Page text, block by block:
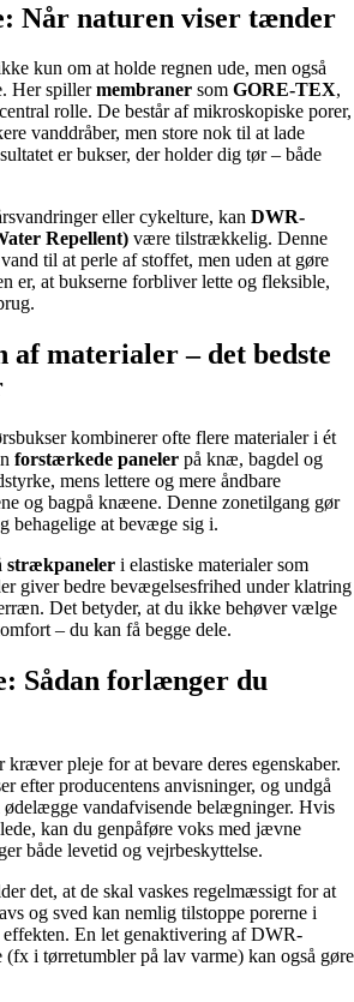
Når naturen viser tænder
kun om at holde regnen ude, men også
Her spillermembraner som GORE-TEX,
rolle. De består af mikroskopiske porer,
vanddråber, men store nok til at lade
er bukser, der holder dig tør – både
eller cykelture, kan DWR-
Repellent) være tilstrækkelig. Denne
til at perle af stoffet, men uden at gøre
er, at bukserne forbliver lette og fleksible,
af materialer – det bedste
kombinerer ofte flere materialer i ét
forstærkede paneler på knæ, bagdel og
mens lettere og mere åndbare
og bagpå knæene. Denne zonetilgang gør
behagelige at bevæge sig i.
strækpaneler i elastiske materialer som
giver bedre bevægelsesfrihed under klatring
Det betyder, at du ikke behøver vælge
– du kan få begge dele.
Sådan forlænger du
kræver pleje for at bevare deres egenskaber.
efter producentens anvisninger, og undgå
vandafvisende belægninger. Hvis
kan du genpåføre voks med jævne
både levetid og vejrbeskyttelse.
det, at de skal vaskes regelmæssigt for at
og sved kan nemlig tilstoppe porerne i
effekten. En let genaktivering af DWR-
i tørretumbler på lav varme) kan også gøre